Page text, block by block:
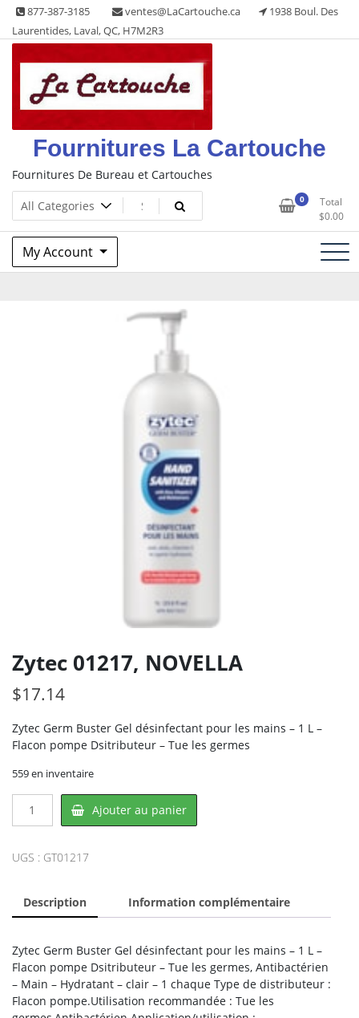
Skip
content
877-387-3185 ventes@LaCartouche.ca
1938 Boul. Des
Laurentides, Laval, QC, H7M2R3
Fournitures La Cartouche
Fournitures De Bureau et Cartouches
0
Total
$0.00
My Account
Zytec 01217, NOVELLA
$17.14
Zytec Germ Buster Gel désinfectant pour les mains – 1 L –
Flacon pompe Dsitributeur – Tue les germes
559 en inventaire
01217,
Ajouter au panier
UGS : GT01217
Description Information complémentaire
Zytec Germ Buster Gel désinfectant pour les mains – 1 L –
Flacon pompe Dsitributeur – Tue les germes, Antibactérien
– Main – Hydratant – clair – 1 chaque Type de distributeur :
Flacon pompe.Utilisation recommandée : Tue les